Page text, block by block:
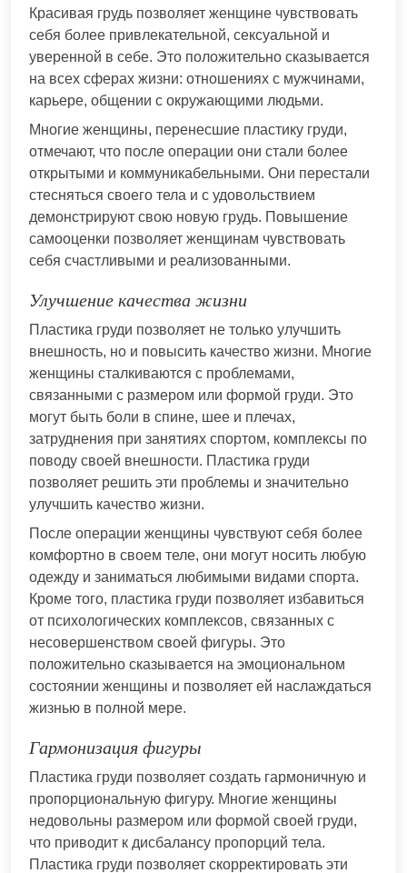
Красивая грудь позволяет женщине чувствовать
себя более привлекательной, сексуальной и
уверенной в себе. Это положительно сказывается
на всех сферах жизни: отношениях с мужчинами,
карьере, общении с окружающими людьми.
Многие женщины, перенесшие пластику груди,
отмечают, что после операции они стали более
открытыми и коммуникабельными. Они перестали
стесняться своего тела и с удовольствием
демонстрируют свою новую грудь. Повышение
самооценки позволяет женщинам чувствовать
себя счастливыми и реализованными.
Улучшение качества жизни
Пластика груди позволяет не только улучшить
внешность, но и повысить качество жизни. Многие
женщины сталкиваются с проблемами,
связанными с размером или формой груди. Это
могут быть боли в спине, шее и плечах,
затруднения при занятиях спортом, комплексы по
поводу своей внешности. Пластика груди
позволяет решить эти проблемы и значительно
улучшить качество жизни.
После операции женщины чувствуют себя более
комфортно в своем теле, они могут носить любую
одежду и заниматься любимыми видами спорта.
Кроме того, пластика груди позволяет избавиться
от психологических комплексов, связанных с
несовершенством своей фигуры. Это
положительно сказывается на эмоциональном
состоянии женщины и позволяет ей наслаждаться
жизнью в полной мере.
Гармонизация фигуры
Пластика груди позволяет создать гармоничную и
пропорциональную фигуру. Многие женщины
недовольны размером или формой своей груди,
что приводит к дисбалансу пропорций тела.
Пластика груди позволяет скорректировать эти